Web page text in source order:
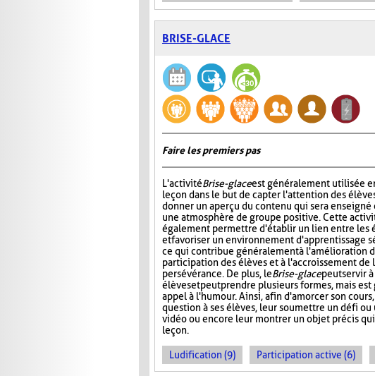
BRISE-GLACE
Faire les premiers pas
L'activitéBrise-glaceest généralement utilisée
leçon dans le but de capter l'attention des
donner un aperçu du contenu qui sera enseigné
une atmosphère de groupe positive. Cette
également permettre d'établir un lien entre les
et favoriser un environnement d'apprentissage
ce qui contribue généralement à l'amélioration
participation des élèves et à l'accroissement de
persévérance. De plus, leBrise-glacepeut servir
élèves et peut prendre plusieurs formes, mais
appel à l'humour. Ainsi, afin d'amorcer son
question à ses élèves, leur soumettre un défi
vidéo ou encore leur montrer un objet précis
leçon.
Ludification (9) Participation active (6)